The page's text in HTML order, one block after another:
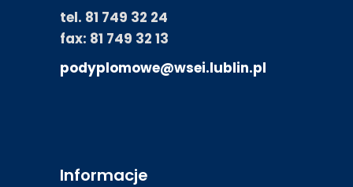
tel. 81 749 32 24
fax: 81 749 32 13
podyplomowe@wsei.lublin.pl
Informacje